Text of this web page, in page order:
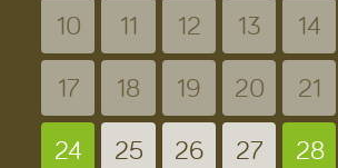
10
11 12 13 14
17
18 19 20 21
24
25 26 27 28